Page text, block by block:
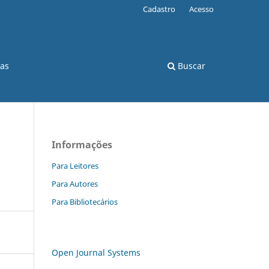
Buscar
Cadastro Acesso
Informações
Para Leitores
Para Autores
Para Bibliotecários
Open Journal Systems